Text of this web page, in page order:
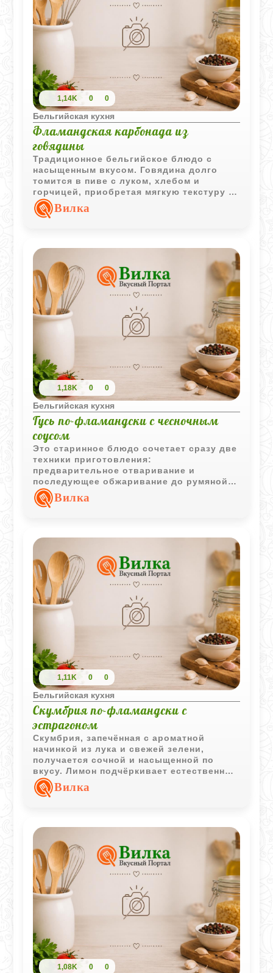
1,14K 0 0
Бельгийская кухня
Фламандская карбонада из
говядины
Традиционное бельгийское блюдо с
насыщенным вкусом. Говядина долго
томится в пиве с луком, хлебом и
горчицей, приобретая мягкую текстуру и
выразительный аромат.
Вилка
1,18K 0 0
Бельгийская кухня
Гусь по-фламандски с чесночным
соусом
Это старинное блюдо сочетает сразу две
техники приготовления:
предварительное отваривание и
последующее обжаривание до румяной
корочки. Дополняет гуся ароматный
чесночный соус с лёгкими сливочными
Вилка
1,11K 0 0
Бельгийская кухня
Скумбрия по-фламандски с
эстрагоном
Скумбрия, запечённая с ароматной
начинкой из лука и свежей зелени,
получается сочной и насыщенной по
вкусу. Лимон подчёркивает естественный
вкус рыбы и делает блюдо особенно
выразительным.
Вилка
1,08K 0 0